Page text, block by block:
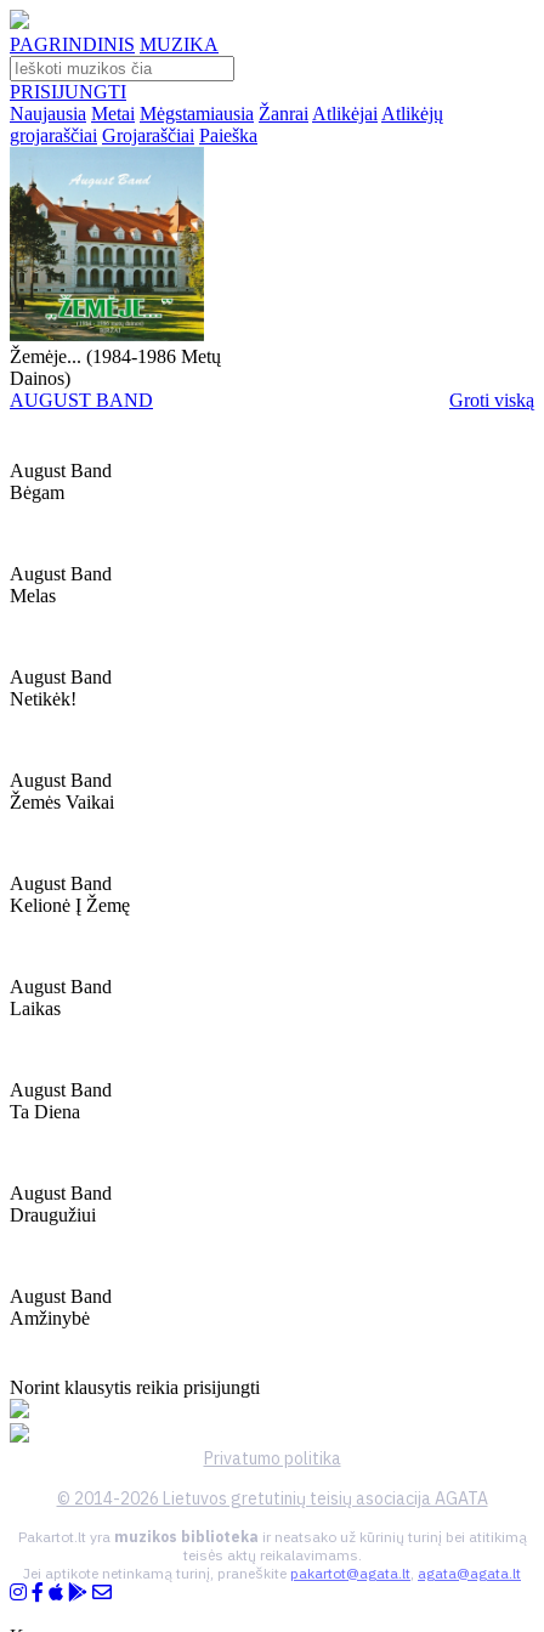
PAGRINDINIS MUZIKA
PRISIJUNGTI
Naujausia Metai Mėgstamiausia Žanrai Atlikėjai Atlikėjų
grojaraščiai Grojaraščiai Paieška
Žemėje... (1984-1986 Metų
Dainos)
AUGUST BAND
Groti viską
August Band
Bėgam
August Band
Melas
August Band
Netikėk!
August Band
Žemės Vaikai
August Band
Kelionė Į Žemę
August Band
Laikas
August Band
Ta Diena
August Band
Draugužiui
August Band
Amžinybė
Norint klausytis reikia prisijungti
Privatumo politika
© 2014-2026 Lietuvos gretutinių teisių asociacija AGATA
Pakartot.lt yra muzikos biblioteka ir neatsako už kūrinių turinį bei atitikimą
teisės aktų reikalavimams.
Jei aptikote netinkamą turinį, praneškite pakartot@agata.lt, agata@agata.lt